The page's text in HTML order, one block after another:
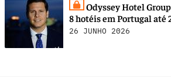
Odyssey Hotel
8 hotéis em Portugal até
26 JUNHO 2026